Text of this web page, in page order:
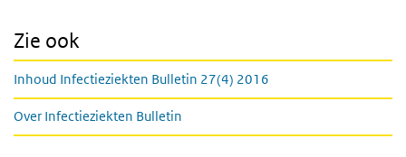
Zie ook
Inhoud Infectieziekten Bulletin 27(4) 2016
Over Infectieziekten Bulletin